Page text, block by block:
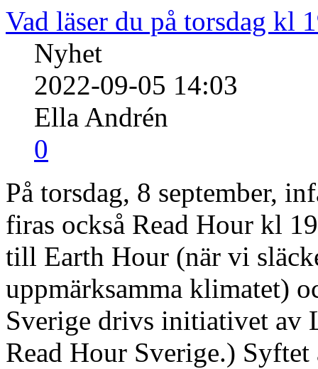
Vad läser du på torsdag kl
Nyhet
2022-09-05 14:03
Ella Andrén
0
På torsdag, 8 september,
firas också Read Hour kl
till Earth Hour (när vi
uppmärksamma klimatet)
Sverige drivs initiativet av
Read Hour Sverige.)